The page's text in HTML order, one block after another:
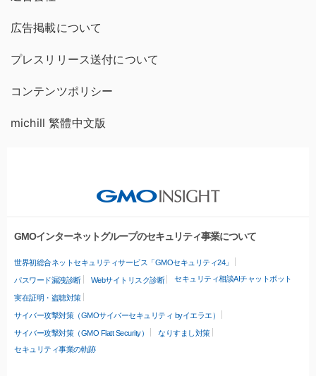
広告掲載について
プレスリリース送付について
コンテンツポリシー
michill 繁體中文版
GMOインターネットグループのセキュリティ事業について
世界初総合ネットセキュリティサービス「GMOセキュリティ24」
パスワード漏洩診断 Webサイトリスク診断 セキュリティ相談AIチャットボット
実在証明・盗聴対策
サイバー攻撃対策（GMOサイバーセキュリティ byイエラエ）
サイバー攻撃対策（GMO Flatt Security）
なりすまし対策
セキュリティ事業の軌跡